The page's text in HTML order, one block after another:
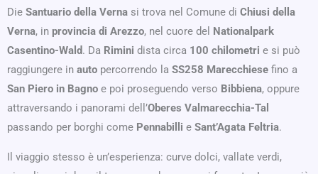
Die Santuario della Verna si trova nel Comune di Chiusi della
Verna, in provincia di Arezzo, nel cuore del Nationalpark
Casentino-Wald. Da Rimini dista circa 100 chilometri e si può
raggiungere in auto percorrendo la SS258 Marecchiese fino a
San Piero in Bagno e poi proseguendo verso Bibbiena, oppure
attraversando i panorami dell’Oberes Valmarecchia-Tal
passando per borghi come Pennabilli e Sant’Agata Feltria.
Il viaggio stesso è un’esperienza: curve dolci, vallate verdi,